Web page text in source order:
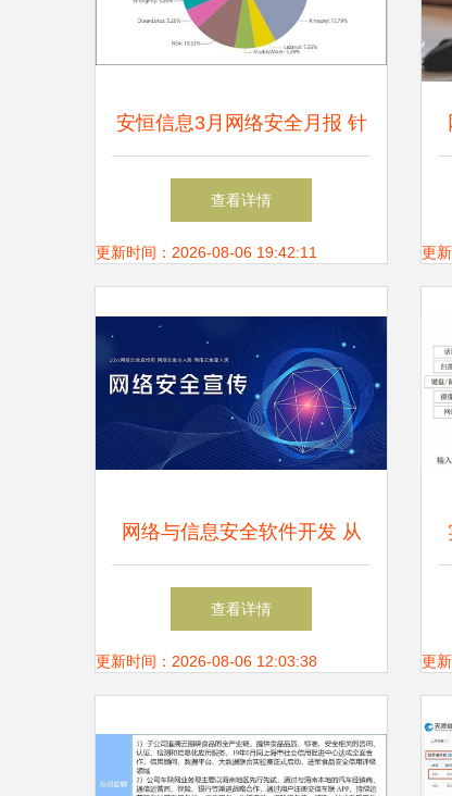
安恒信息3月网络安全月报 针
对乌克兰APT攻击显著升级
查看详情
更新时间：2026-08-06 19:42:11 更
网络与信息安全软件开发 从
零基础入门到精通——基础知
识详解
查看详情
更新时间：2026-08-06 12:03:38 更